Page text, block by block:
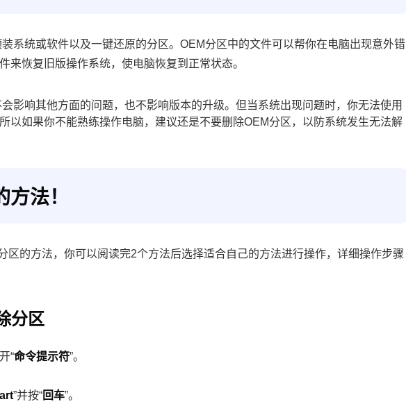
系统或软件以及一键还原的分区。OEM分区中的文件可以帮你在电脑出现意外错
来恢复旧版操作系统，使电脑恢复到正常状态。
影响其他方面的问题，也不影响版本的升级。但当系统出现问题时，你无法使用
以如果你不能熟练操作电脑，建议还是不要删除OEM分区，以防系统发生无法解
法！
区的方法，你可以阅读完2个方法后选择适合自己的方法进行操作，详细操作步骤
分区
“命令提示符”。
”并按“回车”。